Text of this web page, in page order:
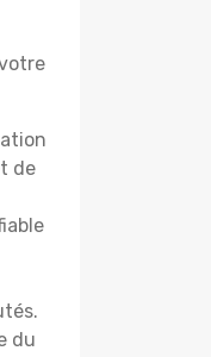
de
du